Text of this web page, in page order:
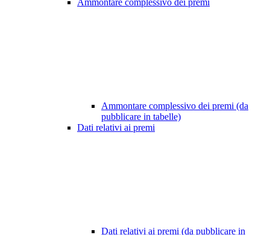
Ammontare complessivo dei premi
Ammontare complessivo dei premi (da
pubblicare in tabelle)
Dati relativi ai premi
Dati relativi ai premi (da pubblicare in